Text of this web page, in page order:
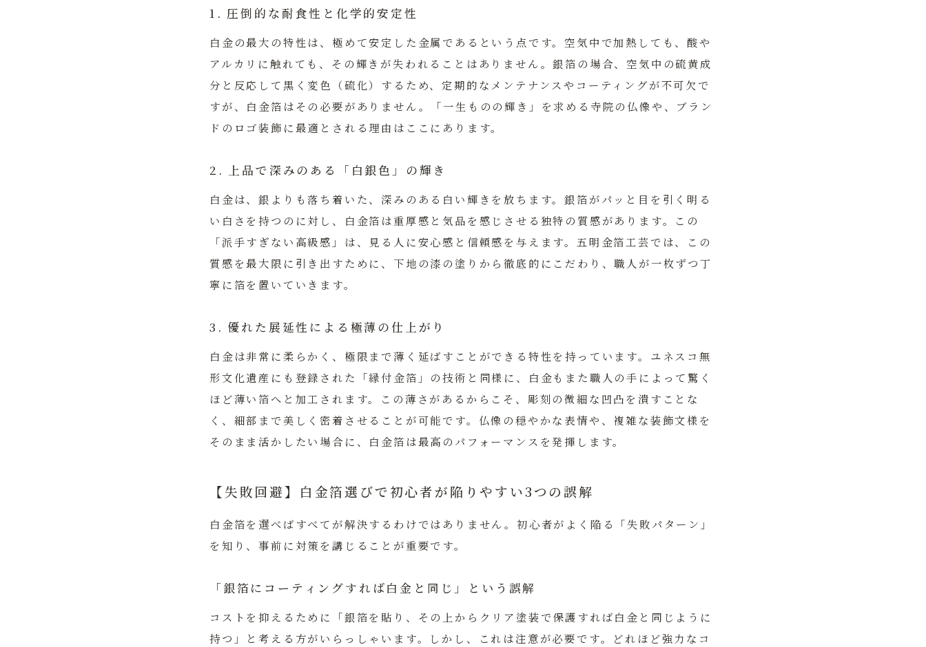
1. 圧倒的な耐食性と化学的安定性
白金の最大の特性は、極めて安定した金属であるという点です。空気中で加熱しても、酸や
アルカリに触れても、その輝きが失われることはありません。銀箔の場合、空気中の硫黄成
分と反応して黒く変色（硫化）するため、定期的なメンテナンスやコーティングが不可欠で
すが、白金箔はその必要がありません。
「一生ものの輝き」を求める寺院の仏像や、ブラン
ドのロゴ装飾に最適 とされる理由はここにあります。
2. 上品で深みのある「白銀色」の輝き
白金は、銀よりも落ち着いた、深みのある白い輝きを放ちます。銀箔がパッと目を引く明る
い白さを持つのに対し、白金箔は重厚感と気品を感じさせる独特の質感があります。この
「派手すぎない高級感」は、見る人に安心感と信頼感を与えます。五明金箔工芸では、この
質感を最大限に引き出すために、下地の漆の塗りから徹底的にこだわり、職人が一枚ずつ丁
寧に箔を置いていきます。
3. 優れた展延性による極薄の仕上がり
白金は非常に柔らかく、極限まで薄く延ばすことができる特性を持っています。ユネスコ無
形文化遺産にも登録された「縁付金箔」の技術と同様に、白金もまた職人の手によって驚く
ほど薄い箔へと加工されます。この薄さがあるからこそ、彫刻の微細な凹凸を潰すことな
く、細部まで美しく密着させることが可能です。仏像の穏やかな表情や、複雑な装飾文様を
そのまま活かしたい場合に、白金箔は最高のパフォーマンスを発揮します。
【失敗回避】白金箔選びで初心者が陥りやすい3つの誤解
白金箔を選べばすべてが解決するわけではありません。初心者がよく陥る「失敗パターン」
を知り、事前に対策を講じることが重要です。
「銀箔にコーティングすれば白金と同じ」という誤解
コストを抑えるために「銀箔を貼り、その上からクリア塗装で保護すれば白金と同じように
持つ」と考える方がいらっしゃいます。しかし、これは注意が必要です。どれほど強力なコ